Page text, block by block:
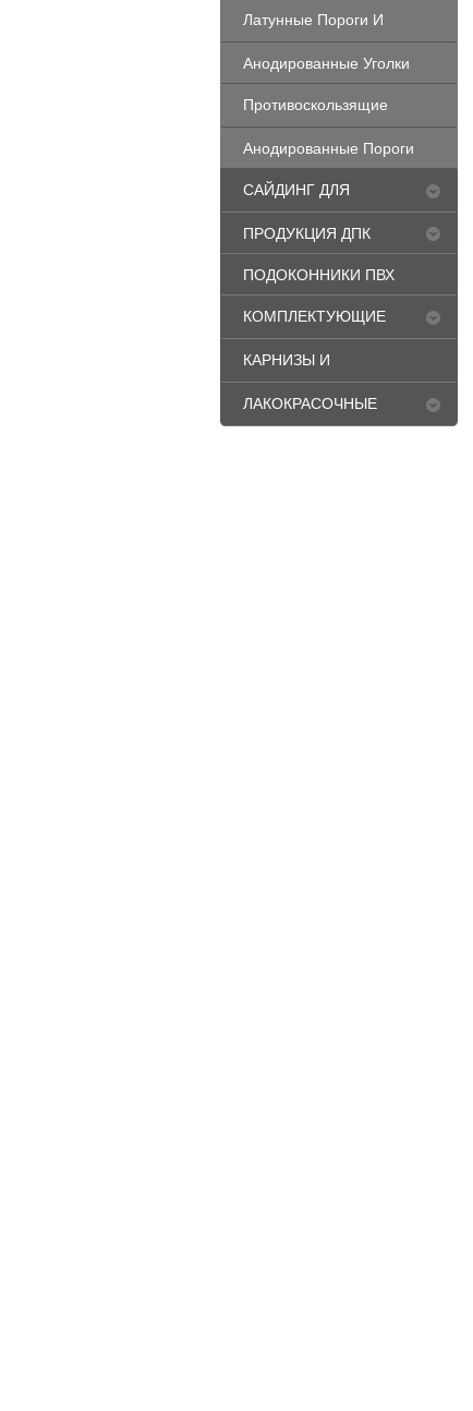
Латунные Пороги И
Профили
Анодированные Уголки
Противоскользящие
Профили
Анодированные Пороги
САЙДИНГ ДЛЯ
ФАСАДА
ПРОДУКЦИЯ ДПК
ПОДОКОННИКИ ПВХ
КОМПЛЕКТУЮЩИЕ
ДЛЯ ОКОН ПВХ
КАРНИЗЫ И
ПЛИНТУСА
ЛАКОКРАСОЧНЫЕ
МАТЕРИАЛЫ